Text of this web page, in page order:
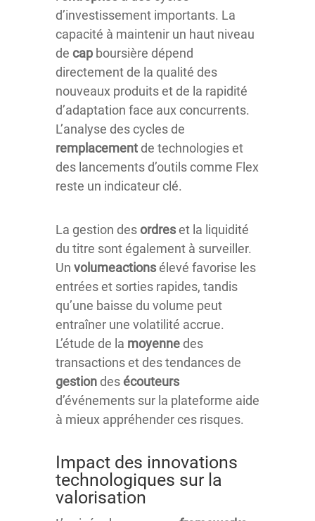
d’investissement importants. La
capacité à maintenir un haut niveau
de cap boursière dépend
directement de la qualité des
nouveaux produits et de la rapidité
d’adaptation face aux concurrents.
L’analyse des cycles de
remplacement de technologies et
des lancements d’outils comme Flex
reste un indicateur clé.
La gestion desordreset la liquidité
du titre sont également à surveiller.
Un volumeactionsélevé favorise les
entrées et sorties rapides, tandis
qu’une baisse du volume peut
entraîner une volatilité accrue.
L’étude de la moyenne des
transactions et des tendances de
gestion desécouteurs
d’événements sur la plateforme aide
à mieux appréhender ces risques.
Impact des innovations
technologiques sur la
valorisation